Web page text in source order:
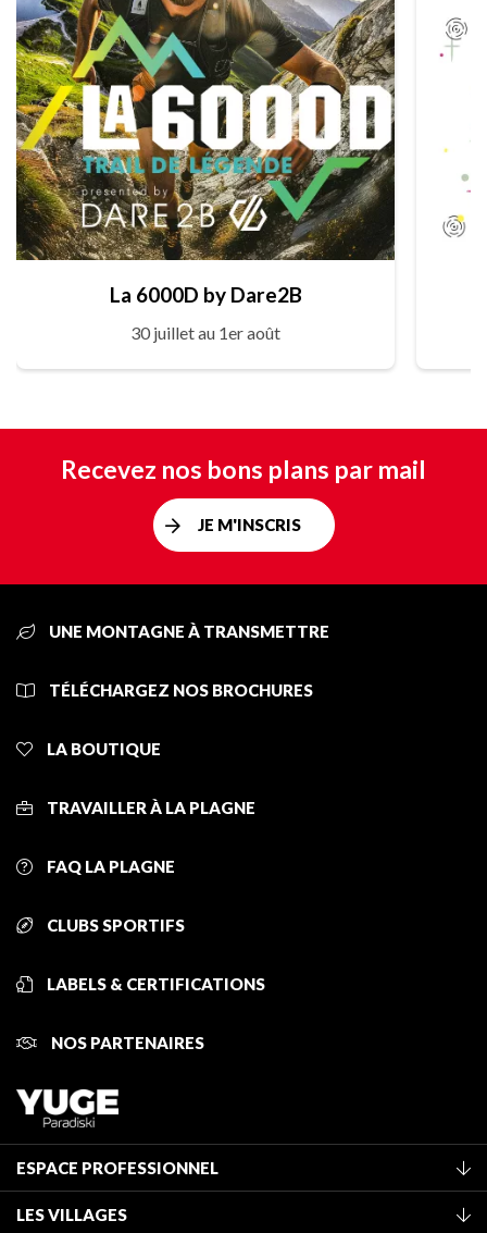
La 6000D by Dare2B
30 juillet au 1er août
Recevez nos bons plans par mail
JE M'INSCRIS
UNE MONTAGNE À TRANSMETTRE
TÉLÉCHARGEZ NOS BROCHURES
LA BOUTIQUE
TRAVAILLER À LA PLAGNE
FAQ LA PLAGNE
CLUBS SPORTIFS
LABELS & CERTIFICATIONS
NOS PARTENAIRES
ESPACE PROFESSIONNEL
LES VILLAGES